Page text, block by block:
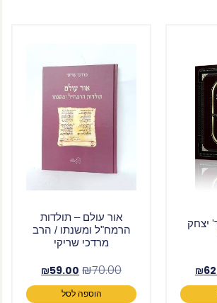
יצחק
₪
אור עולם – תולדות
הרמח"ל ומשנתו / הרב
מרדכי שריקי
₪70.00
₪59.00
הוספה לסל